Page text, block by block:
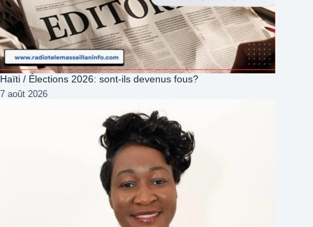
Haïti / Élections 2026: sont-ils devenus fous?
7 août 2026